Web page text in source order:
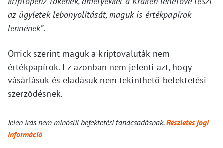
az ügyletek lebonyolítását, maguk is értékpapírok
lennének”.
Orrick szerint maguk a kriptovaluták nem
értékpapírok. Ez azonban nem jelenti azt, hogy
vásárlásuk és eladásuk nem tekinthető befektetési
szerződésnek.
Jelen írás nem minősül befektetési tanácsadásnak.Részletes jogi
információ